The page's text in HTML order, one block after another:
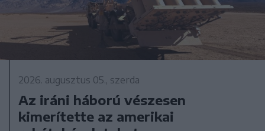
2026. augusztus 05., szerda
Az iráni háború vészesen
kimerítette az amerikai